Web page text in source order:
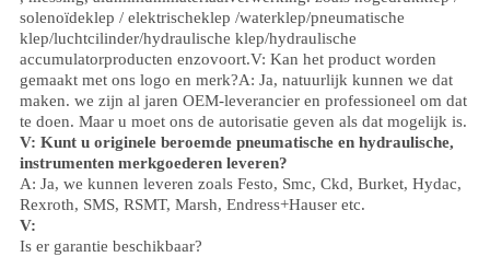
solenoïdeklep / elektrischeklep /waterklep/pneumatische
klep/luchtcilinder/hydraulische klep/hydraulische
accumulatorproducten enzovoort.V: Kan het product worden
gemaakt met ons logo en merk?A: Ja, natuurlijk kunnen we dat
maken. we zijn al jaren OEM-leverancier en professioneel om dat
te doen. Maar u moet ons de autorisatie geven als dat mogelijk is.
V: Kunt u originele beroemde pneumatische en hydraulische,
instrumenten merkgoederen leveren?
A: Ja, we kunnen leveren zoals Festo, Smc, Ckd, Burket, Hydac,
Rexroth, SMS, RSMT, Marsh, Endress+Hauser etc.
V:
Is er garantie beschikbaar?